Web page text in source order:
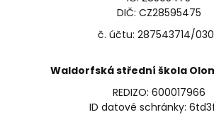
DIČ: CZ28595475
č. účtu: 287543714/
Waldorfská střední škola
REDIZO: 600017966
ID datové schránky: